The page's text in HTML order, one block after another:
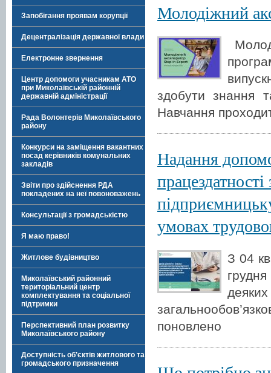
Запобігання проявам корупції
Децентралізація державної влади
Електронне звернення
Центр допомоги учасникам АТО
при Миколаївській районній
державній адміністрації
Рада Волонтерів Миколаївського
району
Конкурси на заміщення вакантних
посад керівників комунальних
закладів
Звіти про здійснення РДА
покладених на неї повоноважень
Консультації з громадськістю
Я маю право!
Житлове будівництво
Миколаївський районний
територіальний центр
комплектування та соціальної
підтримки
Перспективний план розвитку
Миколаївського району
Доступність об’єктів житлового та
громадського призначення
Молодіжний
здобути знання
Навчання
Надання
умовах
З 04
поновлено